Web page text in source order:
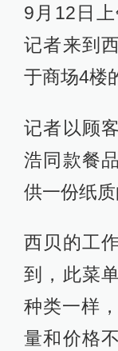
9月12日
记者来到
于商场4楼
记者以顾
浩同款餐
供一份纸质
西贝的工
到，此菜
种类一样
量和价格